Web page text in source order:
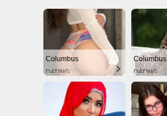
Columbus
DATING
Columbus
DATING